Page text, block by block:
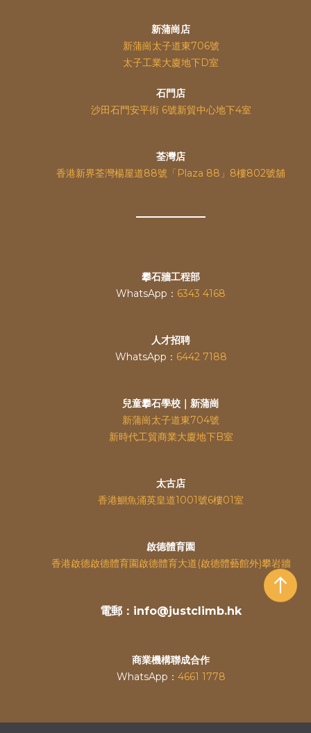
新蒲崗店
新蒲崗太子道東706號
太子工業大廈地下D室
石門店
沙田石門安平街 6號新貿中心地下4室
荃灣店
香港新界荃灣楊屋道88號「Plaza 88」8樓802號舖
攀石牆工程部
WhatsApp： 6343 4168
人才招聘
WhatsApp： 6442 7188
兒童攀石學校｜新蒲崗
新蒲崗太子道東704號
新時代工貿商業大廈地下B室
太古店
香港鰂魚涌英皇道1001號6樓01室
啟德體育園
香港啟德啟德體育園啟德體育大道(啟德體藝館外)攀岩牆
電郵：info@justclimb.hk
商業機構聯成合作
WhatsApp： 4661 1778